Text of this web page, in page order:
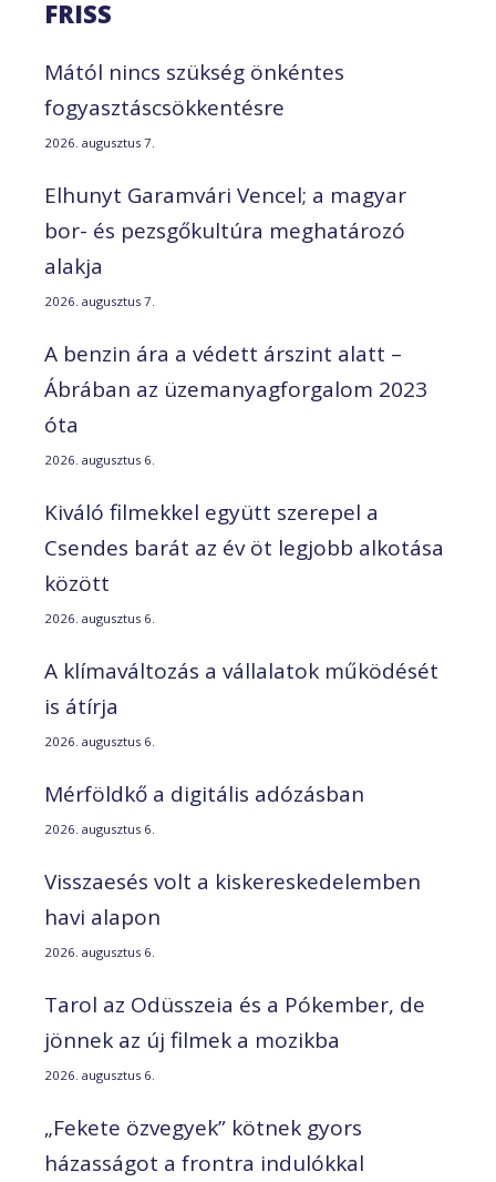
FRISS
Mától nincs szükség önkéntes
fogyasztáscsökkentésre
2026. augusztus 7.
Elhunyt Garamvári Vencel; a magyar
bor- és pezsgőkultúra meghatározó
alakja
2026. augusztus 7.
A benzin ára a védett árszint alatt –
Ábrában az üzemanyagforgalom 2023
óta
2026. augusztus 6.
Kiváló filmekkel együtt szerepel a
Csendes barát az év öt legjobb alkotása
között
2026. augusztus 6.
A klímaváltozás a vállalatok működését
is átírja
2026. augusztus 6.
Mérföldkő a digitális adózásban
2026. augusztus 6.
Visszaesés volt a kiskereskedelemben
havi alapon
2026. augusztus 6.
Tarol az Odüsszeia és a Pókember, de
jönnek az új filmek a mozikba
2026. augusztus 6.
„Fekete özvegyek” kötnek gyors
házasságot a frontra indulókkal